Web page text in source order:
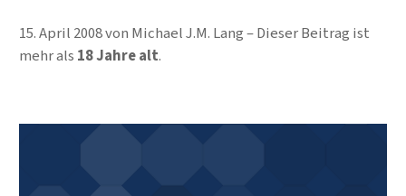
15. April 2008von Michael J.M. Lang
Dieser Beitrag ist
mehr als 18 Jahre alt.